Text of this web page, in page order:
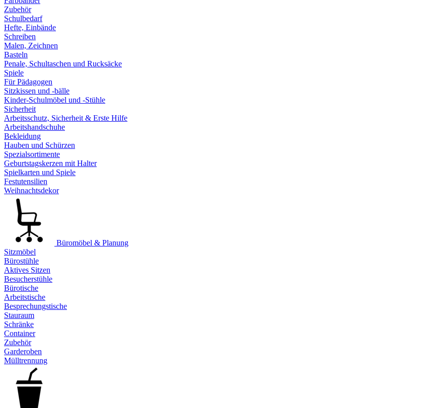
Zubehör
Schulbedarf
Hefte, Einbände
Schreiben
Malen, Zeichnen
Basteln
Penale, Schultaschen und Rucksäcke
Spiele
Für Pädagogen
Sitzkissen und -bälle
Kinder-Schulmöbel und -Stühle
Sicherheit
Arbeitsschutz, Sicherheit & Erste Hilfe
Arbeitshandschuhe
Bekleidung
Hauben und Schürzen
Spezialsortimente
Geburtstagskerzen mit Halter
Spielkarten und Spiele
Festutensilien
Weihnachtsdekor
Büromöbel & Planung
Sitzmöbel
Bürostühle
Aktives Sitzen
Besucherstühle
Bürotische
Arbeitstische
Besprechungstische
Stauraum
Schränke
Container
Zubehör
Garderoben
Mülltrennung